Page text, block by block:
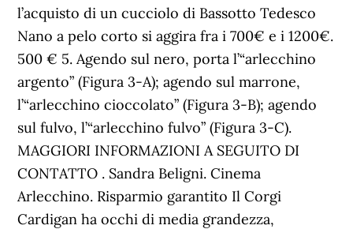
l’acquisto di un cucciolo di Bassotto Tedesco
Nano a pelo corto si aggira fra i 700€ e i 1200€.
500 € 5. Agendo sul nero, porta l’“arlecchino
argento” (Figura 3-A); agendo sul marrone,
l’“arlecchino cioccolato” (Figura 3-B); agendo
sul fulvo, l’“arlecchino fulvo” (Figura 3-C).
MAGGIORI INFORMAZIONI A SEGUITO DI
CONTATTO . Sandra Beligni. Cinema
Arlecchino. Risparmio garantito Il Corgi
Cardigan ha occhi di media grandezza,